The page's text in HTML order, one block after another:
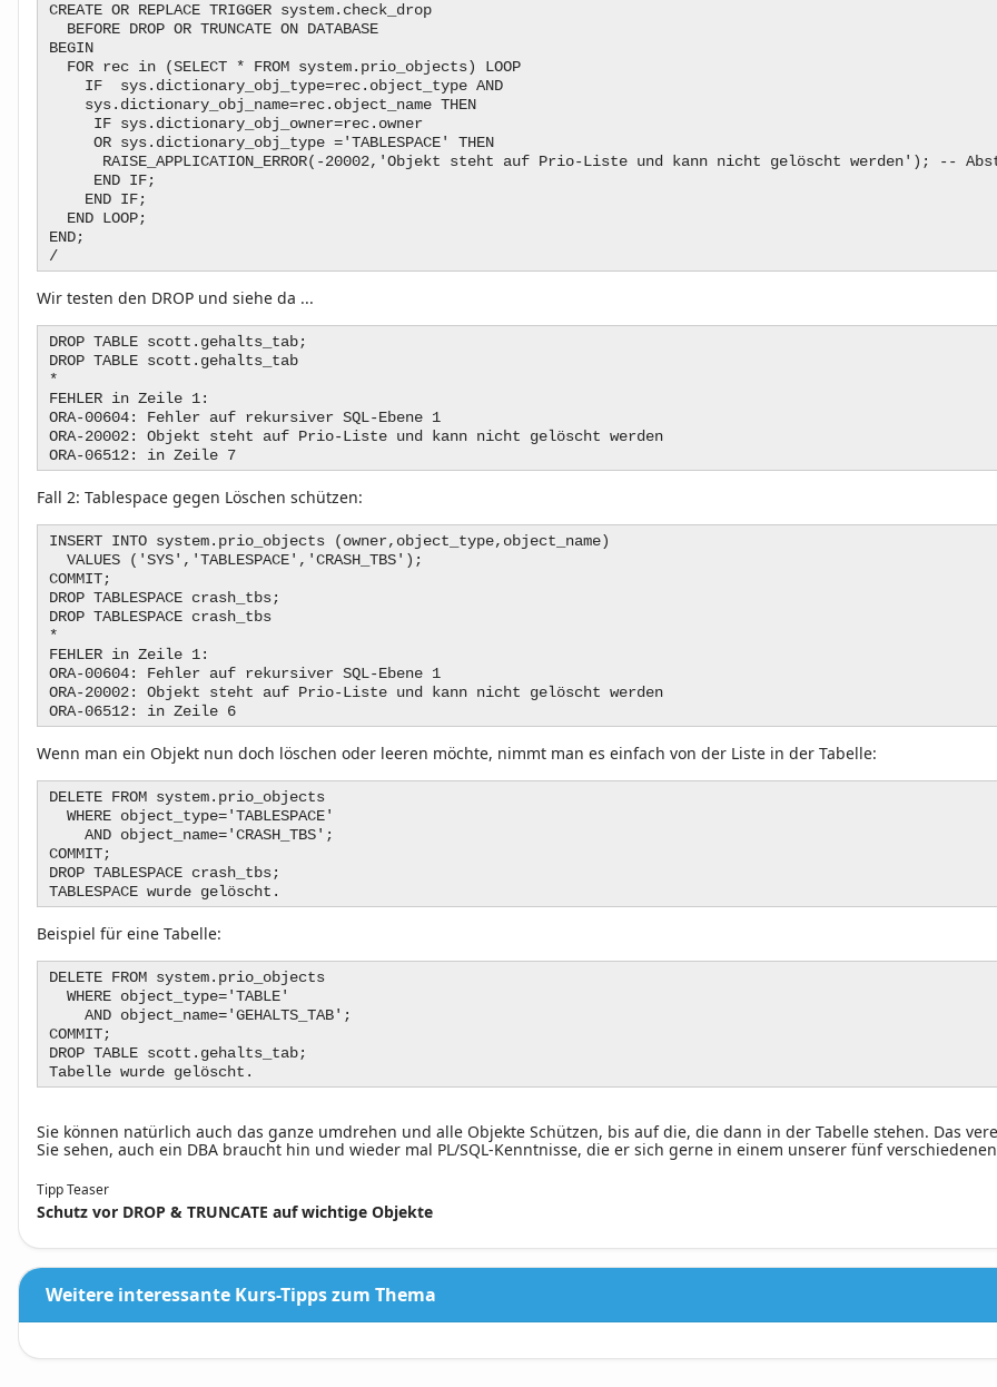
CREATE OR REPLACE TRIGGER system.check_drop
BEFORE DROP OR TRUNCATE ON DATABASE
BEGIN
FOR rec in (SELECT * FROM system.prio_objects) LOOP
IF sys.dictionary_obj_type=rec.object_type AND
sys.dictionary_obj_name=rec.object_name THEN
IF sys.dictionary_obj_owner=rec.owner
OR sys.dictionary_obj_type ='TABLESPACE' THEN
RAISE_APPLICATION_ERROR(-20002,'Objekt steht auf Prio-Liste und kann nicht gelöscht werden');
--
END IF;
END IF;
END LOOP;
END;
/
Wir testen den DROP und siehe da ...
DROP TABLE scott.gehalts_tab;
DROP TABLE scott.gehalts_tab
*
FEHLER in Zeile 1:
ORA-00604: Fehler auf rekursiver SQL-Ebene 1
ORA-20002: Objekt steht auf Prio-Liste und kann nicht gelöscht werden
ORA-06512: in Zeile 7
Fall 2: Tablespace gegen Löschen schützen:
INSERT INTO system.prio_objects (owner,object_type,object_name)
VALUES ('SYS','TABLESPACE','CRASH_TBS');
COMMIT;
DROP TABLESPACE crash_tbs;
DROP TABLESPACE crash_tbs
*
FEHLER in Zeile 1:
ORA-00604: Fehler auf rekursiver SQL-Ebene 1
ORA-20002: Objekt steht auf Prio-Liste und kann nicht gelöscht werden
ORA-06512: in Zeile 6
Wenn man ein Objekt nun doch löschen oder leeren möchte, nimmt man es einfach von der Liste in der Tabelle:
DELETE FROM system.prio_objects
WHERE object_type='TABLESPACE'
AND object_name='CRASH_TBS';
COMMIT;
DROP TABLESPACE crash_tbs;
TABLESPACE wurde gelöscht.
Beispiel für eine Tabelle:
DELETE FROM system.prio_objects
WHERE object_type='TABLE'
AND object_name='GEHALTS_TAB';
COMMIT;
DROP TABLE scott.gehalts_tab;
Tabelle wurde gelöscht.
Sie können natürlich auch das ganze umdrehen und alle Objekte Schützen, bis auf die, die dann in der Tabelle stehen. Das
Sie sehen, auch ein DBA braucht hin und wieder mal PL/SQL-Kenntnisse, die er sich gerne in einem unserer fünf
Tipp Teaser
Schutz vor DROP & TRUNCATE auf wichtige Objekte
Weitere interessante Kurs-Tipps zum Thema